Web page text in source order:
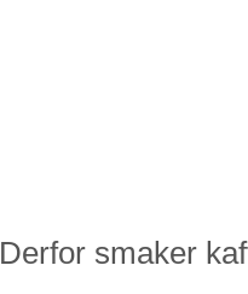
Derfor smaker